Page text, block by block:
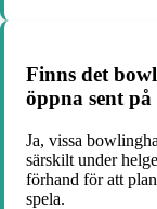
Finns det
öppna sent
Ja, vissa
särskilt under
förhand för att
spela.